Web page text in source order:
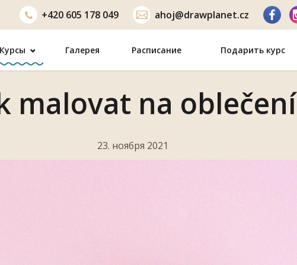
+420 605 178 049 ahoj@drawplanet.cz
Курсы Галерея Расписание Подарить курс
malovat na oblečení
23. ноября 2021